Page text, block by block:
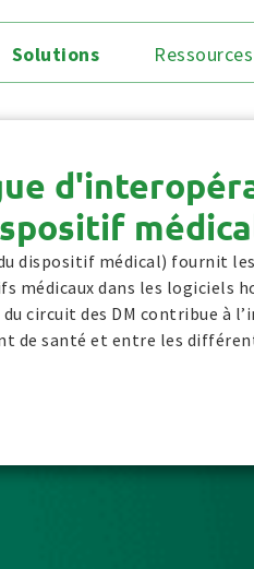
Solutions Ressources
dispositif médical) fournit
médicaux dans les logiciels
circuit des DM contribue à
de santé et entre les